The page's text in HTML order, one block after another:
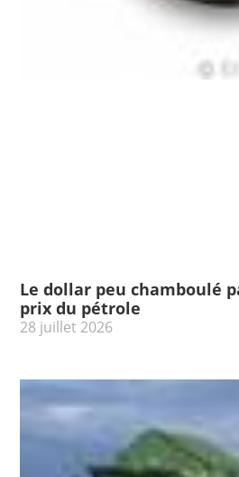
Le dollar peu chamboulé
prix du pétrole
28 juillet 2026